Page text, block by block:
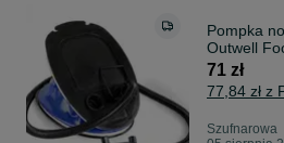
Pompka
Outwell
71 zł
77,84 zł z
Szufnarowa